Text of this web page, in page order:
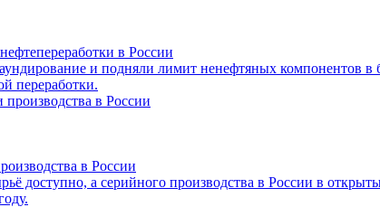
в России
и подняли лимит ненефтяных компонентов в
переработки.
в России
доступно, а серийного производства в России в